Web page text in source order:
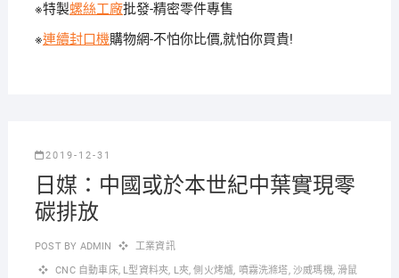
※特製螺絲工廠批發-精密零件專售
※連續封口機購物網-不怕你比價,就怕你買貴!
2019-12-31
日媒：中國或於本世紀中葉實現零
碳排放
POST BY ADMIN 工業資訊
CNC 自動車床, L型資料夾, L夾,側火烤爐, 噴霧洗滌塔,沙威瑪機,滑鼠